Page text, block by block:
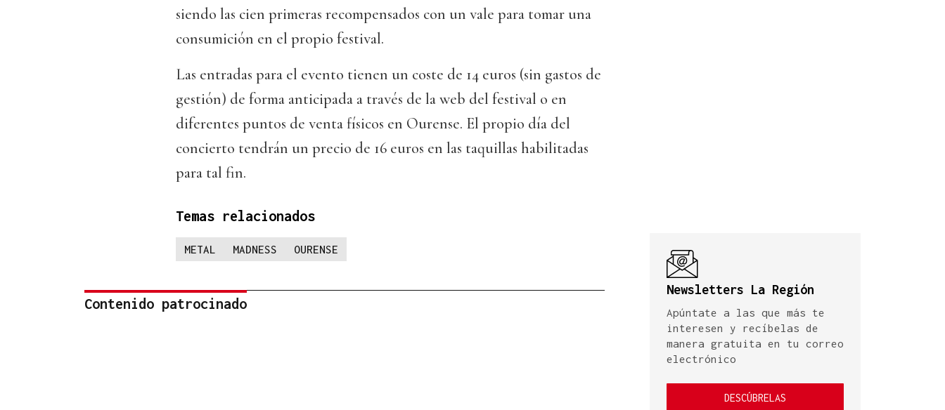
siendo las cien primeras recompensados con un vale para tomar una
consumición en el propio festival.
Las entradas para el evento tienen un coste de 14 euros (sin gastos de
gestión) de forma anticipada a través de la web del festival o en
diferentes puntos de venta físicos en Ourense. El propio día del
concierto tendrán un precio de 16 euros en las taquillas habilitadas
para tal fin.
Temas relacionados
METAL MADNESS OURENSE
Contenido patrocinado
Newsletters La Región
Apúntate a las que más te
interesen y recíbelas de
manera gratuita en tu correo
electrónico
DESCÚBRELAS